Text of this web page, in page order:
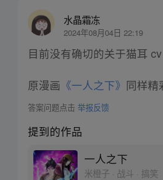
水晶霜冻
2024年08月04日 22:19
目前没有确切的关于猫耳
原漫画 《一人之下》 同样精
答案问题点击举报反馈
提到的作品
一人之下
米橙子 · 战斗 · 搞笑